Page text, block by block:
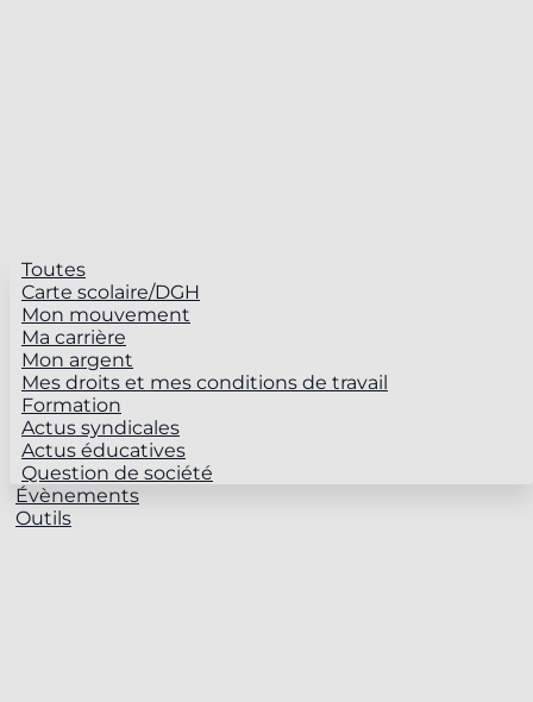
Toutes
Carte scolaire/DGH
Mon mouvement
Ma carrière
Mon argent
Mes droits et mes conditions de travail
Formation
Actus syndicales
Actus éducatives
Question de société
Évènements
Outils